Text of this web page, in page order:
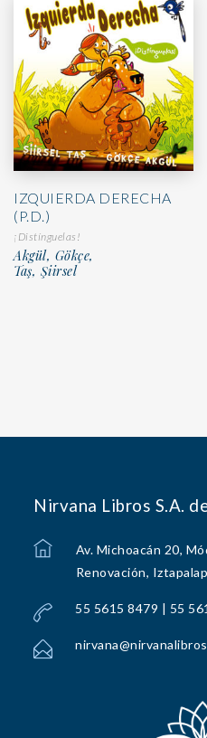
IZQUIERDA DERECHA
(P.D.)
¡Distínguelas!
Akgül, Gökçe,
Taş, Şiirsel
Nirvana Libros S.A.
Av. Michoacán 20,
Renovación,
55 5615 8479 | 55